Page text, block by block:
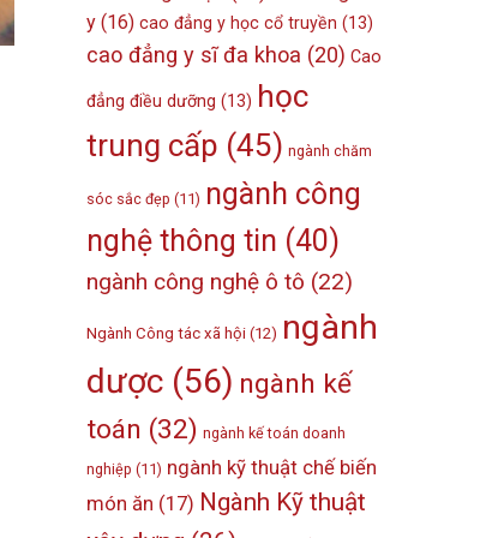
y (16) cao đẳng y học cổ truyền (13)
cao đẳng y sĩ đa khoa (20) Cao
đẳng điều dưỡng (13) học
trung cấp (45) ngành chăm
sóc sắc đẹp (11) ngành công
nghệ thông tin (40)
ngành công nghệ ô tô (22)
Ngành Công tác xã hội (12) ngành
dược (56) ngành kế
toán (32) ngành kế toán doanh
nghiệp (11) ngành kỹ thuật chế biến
món ăn (17) Ngành Kỹ thuật